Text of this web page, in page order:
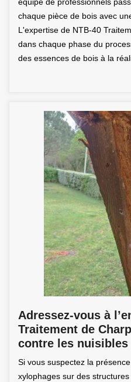
chaque pièce de bois avec
L'expertise de NTB-40
dans chaque phase du
des essences de bois à la
Adressez-vous à
Traitement de
contre les nuisibles
Si vous suspectez la
xylophages sur des